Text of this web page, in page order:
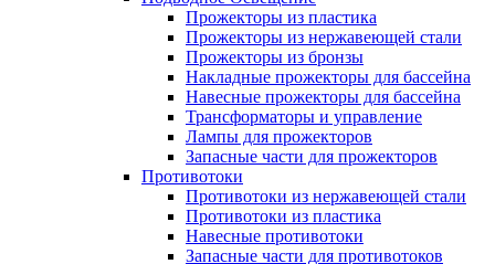
Прожекторы из пластика
Прожекторы из нержавеющей стали
Прожекторы из бронзы
Накладные прожекторы для бассейна
Навесные прожекторы для бассейна
Трансформаторы и управление
Лампы для прожекторов
Запасные части для прожекторов
Противотоки
Противотоки из нержавеющей стали
Противотоки из пластика
Навесные противотоки
Запасные части для противотоков